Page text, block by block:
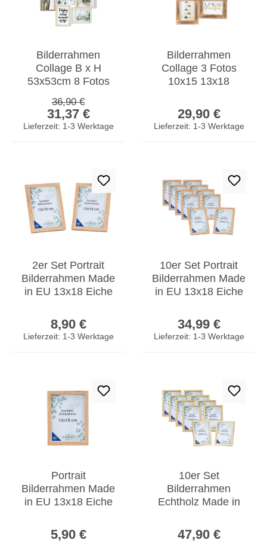
Bilderrahmen
Collage B x H
53x53cm 8 Fotos
Holz Glas Galerie
Verkaufspreis:
31,37 €
Regulärer Preis:
36,90 €
Lieferzeit: 1-3 Werktage
Bilderrahmen
Collage 3 Fotos
10x15 13x18
Fotorahmen
Fotocollage
29,90 €
Lieferzeit: 1-3 Werktage
2er Set Portrait
Bilderrahmen Made
in EU 13x18 Eiche
Fotorahmen
8,90 €
Lieferzeit: 1-3 Werktage
10er Set Portrait
Bilderrahmen Made
in EU 13x18 Eiche
Fotorahmen
34,99 €
Lieferzeit: 1-3 Werktage
Portrait
Bilderrahmen Made
in EU 13x18 Eiche
Glasscheibe
5,90 €
10er Set
Bilderrahmen
Echtholz Made in
Glasscheibe
47,90 €